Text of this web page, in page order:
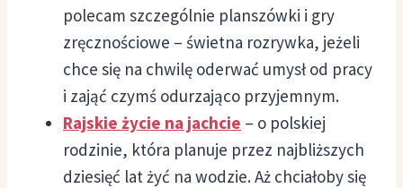
polecam szczególnie planszówki i gry
zręcznościowe – świetna rozrywka, jeżeli
chce się na chwilę oderwać umysł od pracy
i zająć czymś odurzająco przyjemnym.
Rajskie życie na jachcie – o polskiej
rodzinie, która planuje przez najbliższych
dziesięć lat żyć na wodzie. Aż chciałoby się